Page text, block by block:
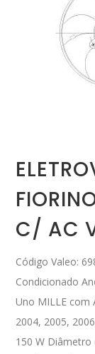
C/ AC
Código Valeo:
Condicionado
Uno MILLE com
2004, 2005,
150 W Diâmetro